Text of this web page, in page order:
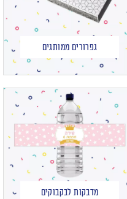
גפרורים ממותגים
מדבקות לבקבוקים